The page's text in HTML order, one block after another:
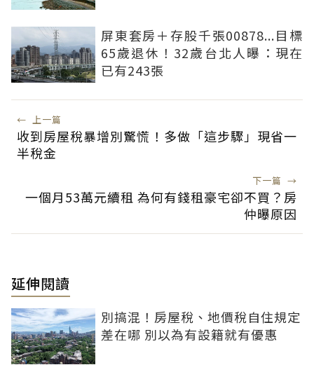
屏東套房＋存股千張00878...目標
65歲退休！32歲台北人曝：現在
已有243張
← 上一篇
收到房屋稅暴增別驚慌！多做「這步驟」現省一
半稅金
下一篇 →
一個月53萬元續租 為何有錢租豪宅卻不買？房
仲曝原因
延伸閱讀
別搞混！房屋稅、地價稅自住規定
差在哪 別以為有設籍就有優惠